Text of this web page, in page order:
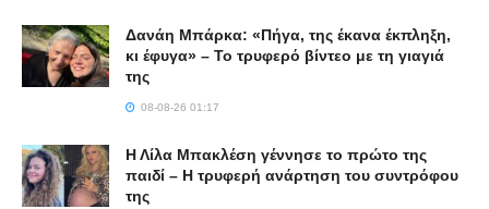
Δανάη Μπάρκα: «Πήγα, της έκανα έκπληξη,
κι έφυγα» – Το τρυφερό βίντεο με τη γιαγιά
της
08-08-26 01:17
Η Λίλα Μπακλέση γέννησε το πρώτο της
παιδί – Η τρυφερή ανάρτηση του συντρόφου
της